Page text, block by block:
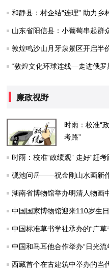
和静县：村企结“连理” 助力乡
山东省阳信县：小葡萄串起群
敦煌鸣沙山月牙泉景区开启半
“敦煌文化环球连线—走进俄罗
廉政视野
时雨：校准“
考路”
时雨：校准“政绩观” 走好“赶考
砚池问岳——祝金刚山水画新作
湖南省博物馆举办明清人物画
中国国家博物馆迎来110岁生日
中国标准草书学社承办的“广草
中国和马耳他合作举办“日光流
西藏首个在古建筑中举办的当